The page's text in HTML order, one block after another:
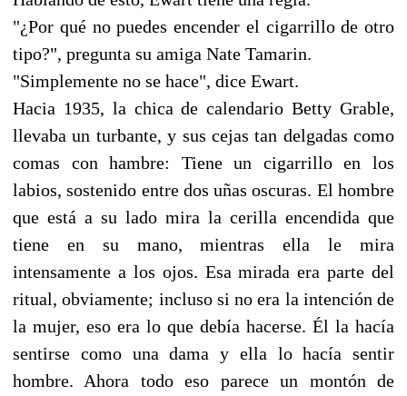
"¿Por qué no puedes encender el cigarrillo de otro
tipo?", pregunta su amiga Nate Tamarin.
"Simplemente no se hace", dice Ewart.
Hacia 1935, la chica de calendario Betty Grable,
llevaba un turbante, y sus cejas tan delgadas como
comas con hambre: Tiene un cigarrillo en los
labios, sostenido entre dos uñas oscuras. El hombre
que está a su lado mira la cerilla encendida que
tiene en su mano, mientras ella le mira
intensamente a los ojos. Esa mirada era parte del
ritual, obviamente; incluso si no era la intención de
la mujer, eso era lo que debía hacerse. Él la hacía
sentirse como una dama y ella lo hacía sentir
hombre. Ahora todo eso parece un montón de